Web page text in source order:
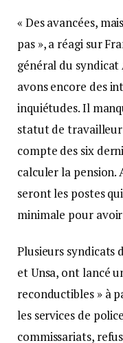
« Des avancées,
pas », a réagi sur
général du syndicat
avons encore des
inquiétudes. Il
statut de
compte des six
calculer la pension.
seront les postes
minimale pour
Plusieurs syndicats
et Unsa, ont lancé
reconductibles » à
les services de
commissariats,